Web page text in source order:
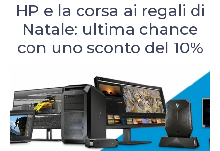
HP e la corsa ai regali di
Natale: ultima chance
con uno sconto del 10%